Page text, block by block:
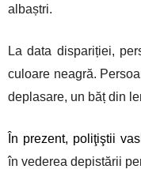
albaștri.
La data dispariției,
culoare neagră.
deplasare, un băț din
În prezent, poliţiştii
în vederea depistării